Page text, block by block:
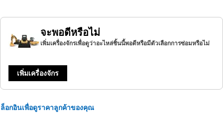
จะพอดีหรือไม่
เพิ่มเครื่องจักรเพื่อดูว่าอะไหล่ชิ้นนี้พอดีหรือมีตัวเลือกการซ่อมหรือไม่
เพิ่มเครื่องจักร
ล็อกอินเพื่อดูราคาลูกค้าของคุณ